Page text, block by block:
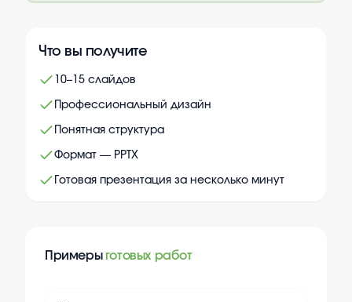
Что вы получите
10–15 слайдов
Профессиональный дизайн
Понятная структура
Формат — PPTX
Готовая презентация за несколько минут
Примеры готовых работ